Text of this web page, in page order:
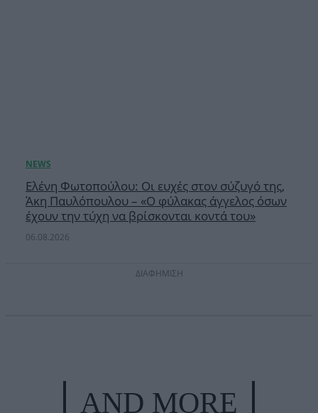
Ελένη Φωτοπούλου: Οι ευχές στον σύζυγό της,
Άκη Παυλόπουλου – «Ο φύλακας άγγελος όσων
έχουν την τύχη να βρίσκονται κοντά του»
06.08.2026
ΔΙΑΦΗΜΙΣΗ
AND MORE